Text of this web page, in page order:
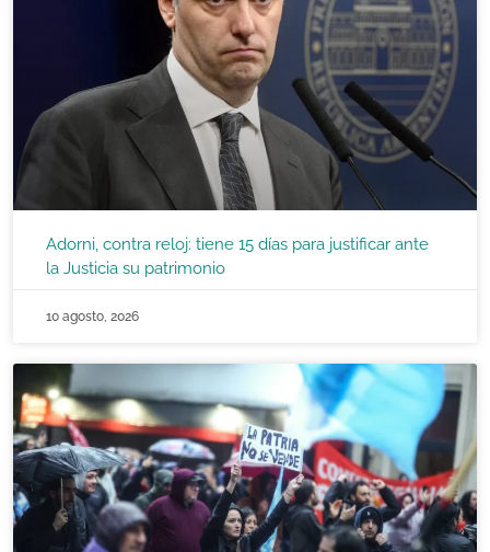
Adorni, contra reloj: tiene 15 días para justificar ante
la Justicia su patrimonio
10 agosto, 2026